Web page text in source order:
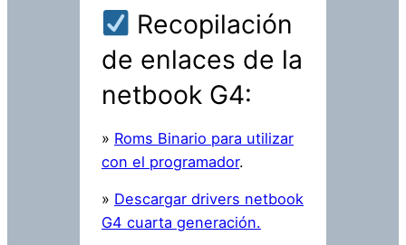
Recopilación
de enlaces de la
netbook G4:
» Roms Binario para utilizar
con el programador.
» Descargar drivers netbook
G4 cuarta generación.